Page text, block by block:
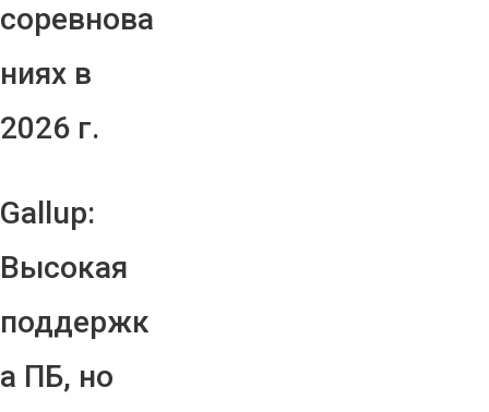
соревнова
ниях в
2026 г.
Gallup:
Высокая
поддержк
а ПБ, но